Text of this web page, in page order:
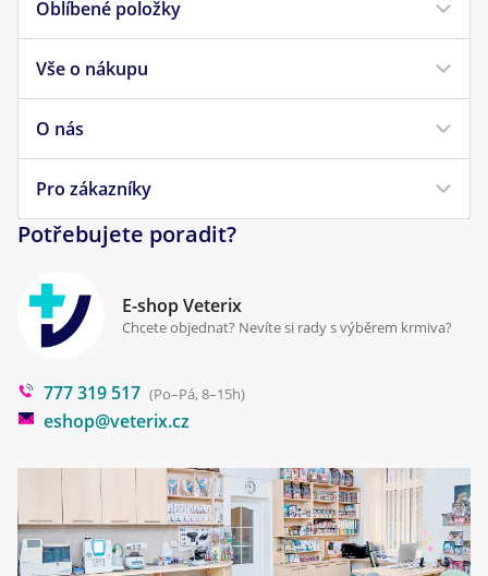
Oblíbené položky
Krmivo pro psy
Krmivo pro kočky
Veterinární diety
Pamlsky pro psy
Vše o nákupu
Doprava a platba
Obchodní podmínky
Reklamace a vrácení
Cookies a podmínky používání
O nás
Náš příběh
Pro zákazníky
Klinika Prostějov
Poradna
Blog
Potřebujete poradit?
E-shop Veterix
Chcete objednat? Nevíte si rady s výběrem krmiva?
777 319 517 (Po–Pá, 8–15h)
eshop@veterix.cz